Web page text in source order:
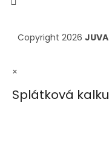
Copyright 2026
×
Splátková